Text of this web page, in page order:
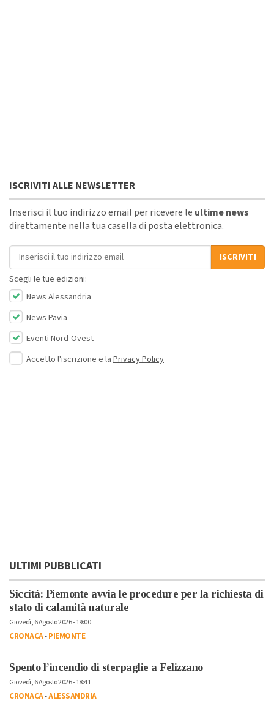
ISCRIVITI ALLE NEWSLETTER
Inserisci il tuo indirizzo email per ricevere le ultime news
direttamente nella tua casella di posta elettronica.
Indirizzo email
ISCRIVITI
Scegli le tue edizioni:
News Alessandria
News Pavia
Eventi Nord-Ovest
Accetto l'iscrizione e la Privacy Policy
ULTIMI PUBBLICATI
Siccità: Piemonte avvia le procedure per la richiesta di
stato di calamità naturale
Giovedì, 6 Agosto 2026 - 19:00
CRONACA-PIEMONTE
Spento l’incendio di sterpaglie a Felizzano
Giovedì, 6 Agosto 2026 - 18:41
CRONACA-ALESSANDRIA